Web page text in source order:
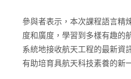
參與者表示，本次課程語言精
度和廣度，學習到多樣有趣的
系統地接收航天工程的最新資
有助培育具航天科技素養的新